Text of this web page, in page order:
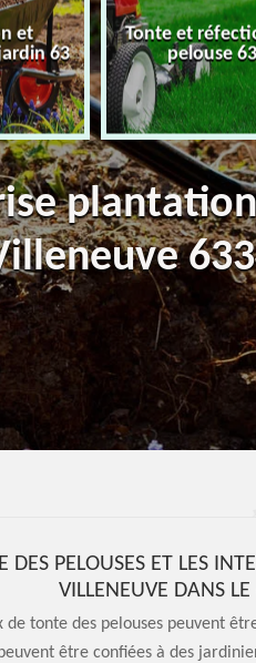
et
63
Tonte et
pelouse 63
DES PELOUSES ET LES
VILLENEUVE DANS
de tonte des pelouses peuvent
être confiées à des